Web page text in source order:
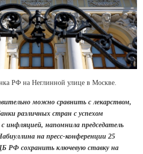
РФ на Неглинной улице в Москве.
можно сравнить с лекарством,
различных стран с успехом
инфляцией, напомнила председатель
на пресс-конференции 25
РФ сохранить ключевую ставку на